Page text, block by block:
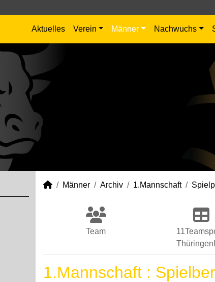
Aktuelles Verein Männer Nachwuchs
Männer Archiv 1.Mannschaft
Team
1.Mannschaft :